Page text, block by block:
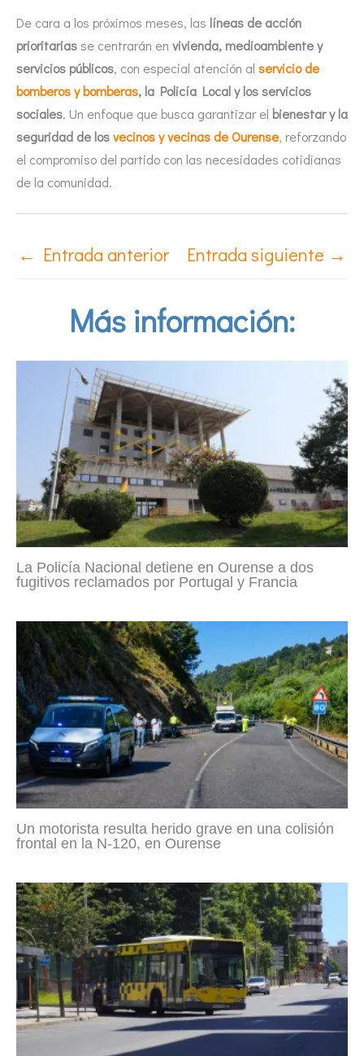
De cara a los próximos meses, las líneas de acción
prioritariasse centrarán en vivienda, medioambiente y
servicios públicos, con especial atención al servicio de
bomberos y bomberas, la Policía Local y los servicios
sociales. Un enfoque que busca garantizar el bienestar y la
seguridad de losvecinos y vecinas de Ourense, reforzando
el compromiso del partido con las necesidades cotidianas
de la comunidad.
← Entrada anterior Entrada siguiente →
Más información:
La Policía Nacional detiene en Ourense a dos
fugitivos reclamados por Portugal y Francia
Un motorista resulta herido grave en una colisión
frontal en la N-120, en Ourense